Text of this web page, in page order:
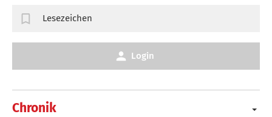
Chronik
Lesezeichen
Login